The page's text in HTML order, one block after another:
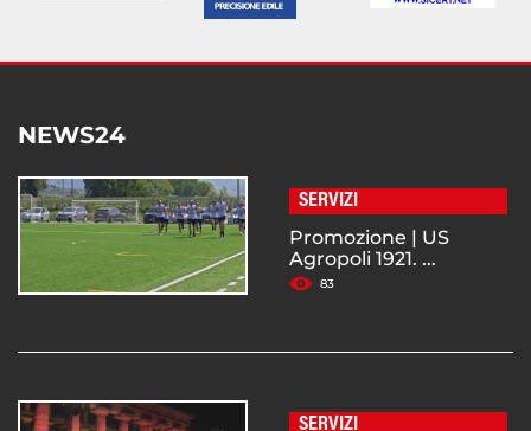
NEWS24
SERVIZI
Promozione | US
Agropoli 1921. ...
83
SERVIZI